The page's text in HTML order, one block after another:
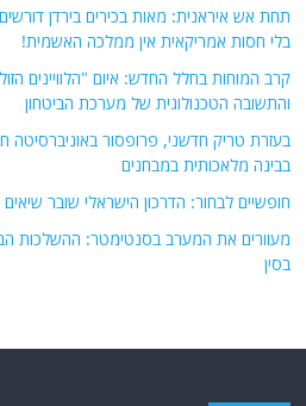
תחת אש איראנית: מאות בכירים בירדן
בלי חסות אמריקאית אין ממלכה האשמית!
קרב המוחות בחלל החדש: איום "הלוויינים
והתשובה הטכנולוגית של מערכת הביטחון
בעזרת טריק חדשני, פרופסור
בבינה מלאכותית במבחנים
חופשיים לבחור: הדרכון הישראלי שובר שיאים ומגיע
מעוורים את המערב בסנטימטר: ההשלכות
בסין